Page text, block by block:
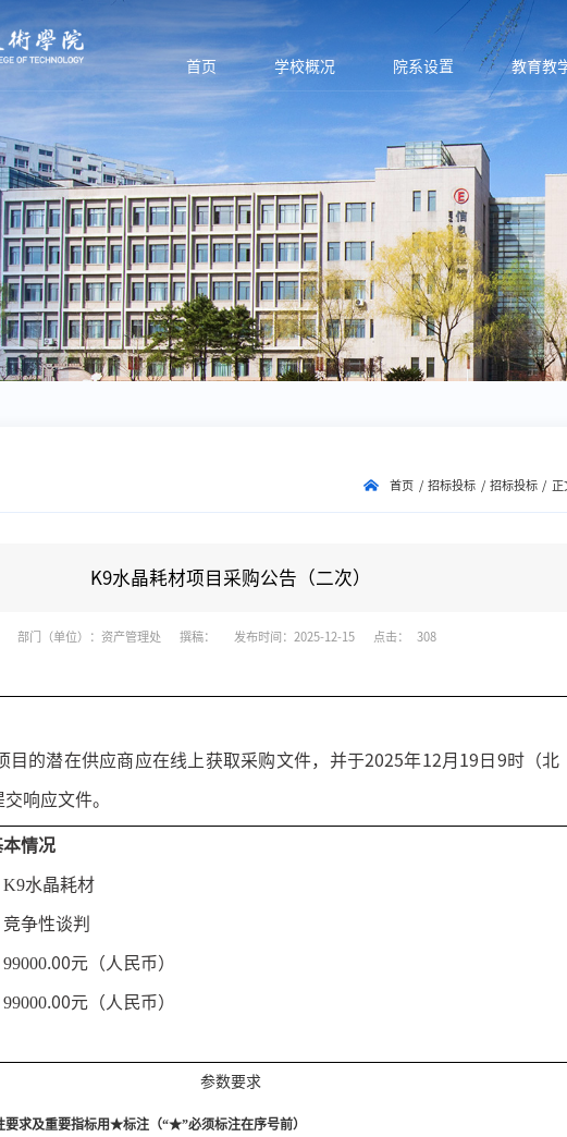
首页 学校概况 院系设置 教育教
首页 招标投标 招标投标 正
K9水晶耗材项目采购公告（二次）
部门（单位）：资产管理处 撰稿： 发布时间：2025-12-15 点击： 308
目的潜在供应商应在线上获取采购文件，并于2025年12月 19 日 9时（北
响应文件。
情况
K9水晶耗材
争性谈判
99000.00元（人民币）
99000.00元（人民币）
参数要求
要求及重要指标用★标注（“★”必须标注在序号前）